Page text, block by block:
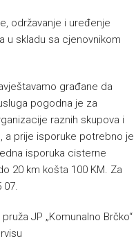
održavanje i uređenje
u skladu sa cjenovnikom
građane da
pogodna je za
raznih skupova i
a prije isporuke potrebno je
isporuka cisterne
20 km košta 100 KM. Za
07.
JP „Komunalno Brčko“